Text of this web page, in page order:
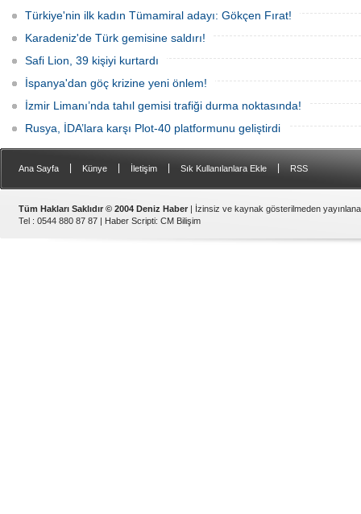
Türkiye'nin ilk kadın Tümamiral adayı: Gökçen Fırat!
Karadeniz'de Türk gemisine saldırı!
Safi Lion, 39 kişiyi kurtardı
İspanya'dan göç krizine yeni önlem!
İzmir Limanı’nda tahıl gemisi trafiği durma noktasında!
Rusya, İDA’lara karşı Plot-40 platformunu geliştirdi
Ana Sayfa Künye İletişim Sık Kullanılanlara Ekle RSS
Tüm Hakları Saklıdır © 2004 Deniz Haber | İzinsiz ve kaynak gösterilmeden
Tel : 0544 880 87 87 | Haber Scripti: CM Bilişim